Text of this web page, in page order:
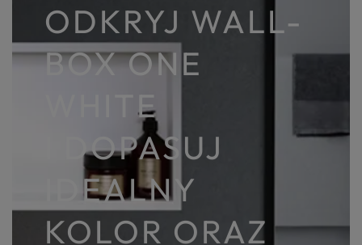
ODKRYJ WALL-
BOX ONE
WHITE
I DOPASUJ
IDEALNY
KOLOR ORAZ